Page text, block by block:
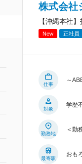
株式会社
【沖縄本社
New 正社員
仕事
～
対象
学歴
勤務地
＜勤
最寄駅
おも